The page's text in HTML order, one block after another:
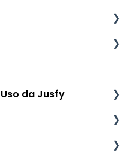
financeiro
de cobrança
carteira
da Jusfy
da Jusfy